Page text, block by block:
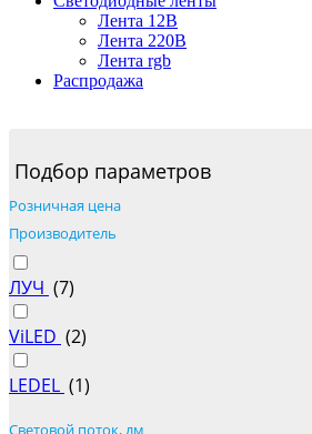
Лента 12В
Лента 220В
Лента rgb
Распродажа
Подбор параметров
Розничная цена
Производитель
ЛУЧ (7)
ViLED (2)
LEDEL (1)
Cветовой поток, лм